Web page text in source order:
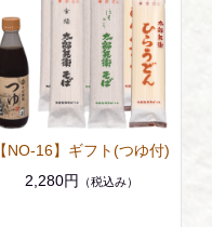
【NO-16】ギフト(つゆ付)
2,280円
（税込み）